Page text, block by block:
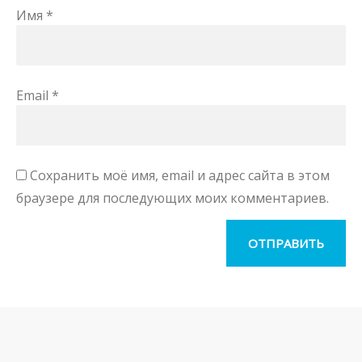
Имя *
Email *
Сохранить моё имя, email и адрес сайта в этом
браузере для последующих моих комментариев.